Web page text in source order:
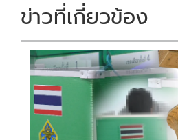
ข่าวที่เกี่ยวข้อง